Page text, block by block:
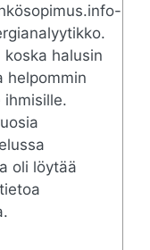
halusin
helpommin
oli löytää